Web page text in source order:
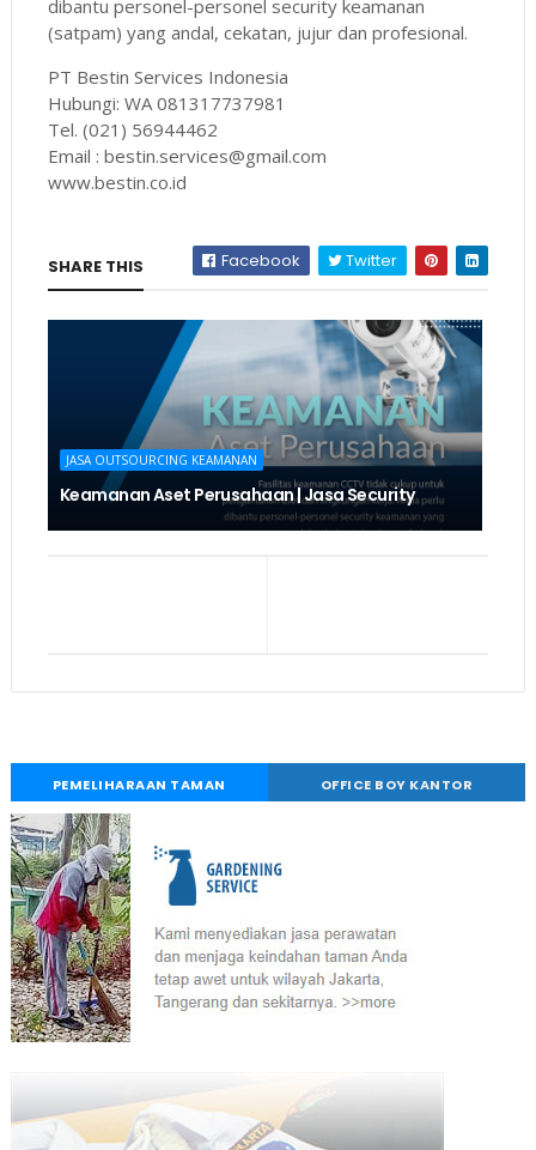
dibantu personel-personel security keamanan
(satpam) yang andal, cekatan, jujur dan profesional.
PT Bestin Services Indonesia
Hubungi: WA 081317737981
Tel. (021) 56944462
Email : bestin.services@gmail.com
www.bestin.co.id
SHARE THIS Facebook Twitter
JASA OUTSOURCING KEAMANAN
Keamanan Aset Perusahaan | Jasa Security
PEMELIHARAAN TAMAN OFFICE BOY KANTOR